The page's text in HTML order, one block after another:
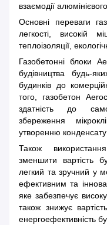
взаємодії
Основні переваги
легкості, високій
теплоізоляції,
Газобетонні блоки
будівництва будь-
будинків до
того, газобетон
здатність до
збереження
утворенню конденсату
Також
зменшити вартість
легкий та зручний у
ефективним та
яке забезпечує
також знижує
енергоефективність